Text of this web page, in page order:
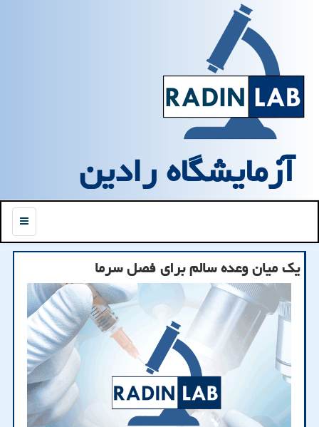
آزمایشگاه رادین
منو
یک میان وعده سالم برای فصل سرما